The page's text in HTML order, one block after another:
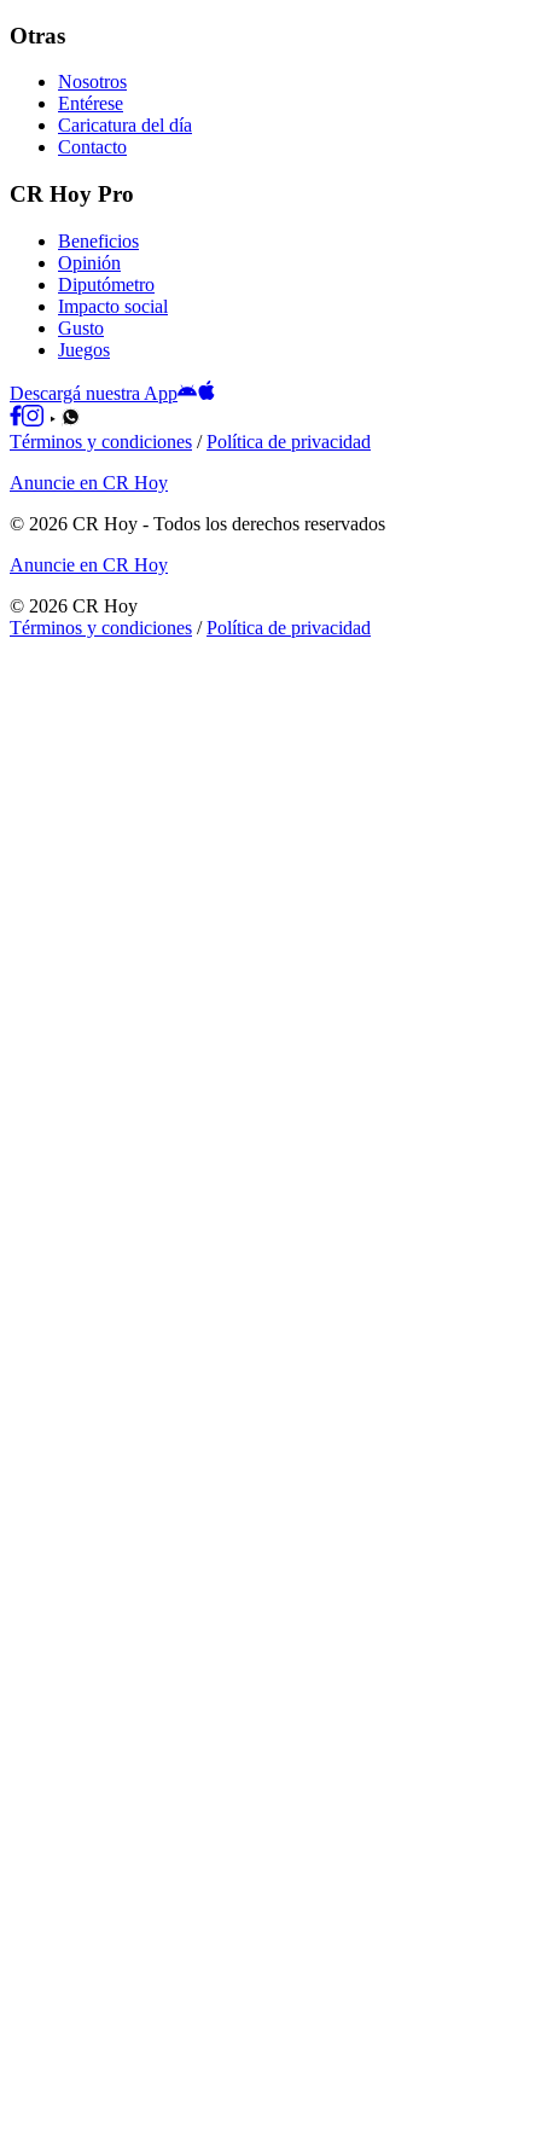
Otras
Nosotros
Entérese
Caricatura del día
Contacto
CR Hoy Pro
Beneficios
Opinión
Diputómetro
Impacto social
Gusto
Juegos
Descargá nuestra App
Términos y condiciones /Política de privacidad
Anuncie en CR Hoy
© 2026 CR Hoy - Todos los derechos reservados
Anuncie en CR Hoy
© 2026 CR Hoy
Términos y condiciones /Política de privacidad